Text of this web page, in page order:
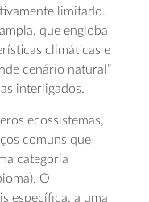
limitado.
que engloba
climáticas e
cenário natural”
interligados.
ecossistemas,
comuns que
categoria
O
específica, a uma